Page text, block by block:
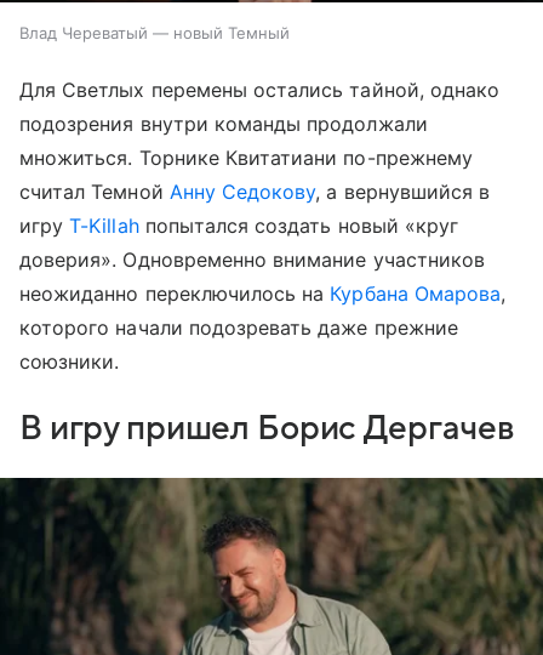
Влад Череватый — новый Темный
Для Светлых перемены остались тайной, однако
подозрения внутри команды продолжали
множиться. Торнике Квитатиани по-прежнему
считал Темной Анну Седокову, а вернувшийся в
игруT-Killahпопытался создать новый «круг
доверия». Одновременно внимание участников
неожиданно переключилось на Курбана Омарова,
которого начали подозревать даже прежние
союзники.
В игру пришел Борис Дергачев